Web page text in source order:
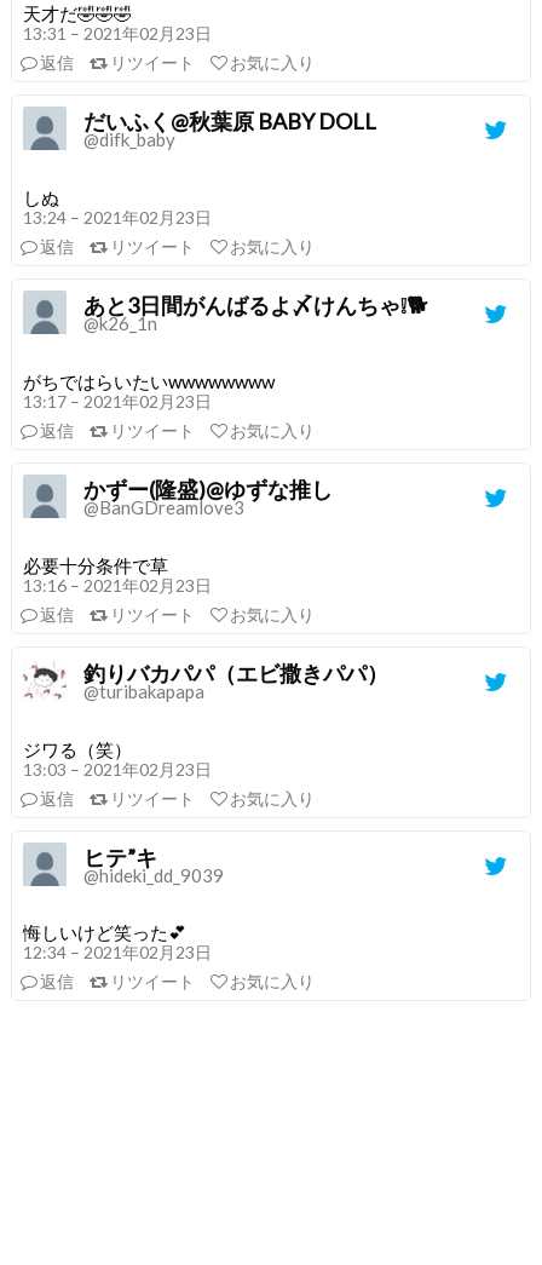
天才だ🤣🤣🤣
13:31 – 2021年02月23日
返信
リツイート お気に入り
だいふく@秋葉原 BABY DOLL
@difk_baby
しぬ
13:24 – 2021年02月23日
返信
リツイート お気に入り
あと3日間がんばるよ〆けんちゃ❕🐕
@k26_1n
がちではらいたいwwwwwwww
13:17 – 2021年02月23日
返信
リツイート お気に入り
かずー(隆盛)@ゆずな推し
@BanGDreamlove3
必要十分条件で草
13:16 – 2021年02月23日
返信
リツイート お気に入り
釣りバカパパ（エビ撒きパパ）
@turibakapapa
ジワる（笑）
13:03 – 2021年02月23日
返信
リツイート お気に入り
ヒテ”キ
@hideki_dd_9039
悔しいけど笑った💕
12:34 – 2021年02月23日
返信
リツイート お気に入り